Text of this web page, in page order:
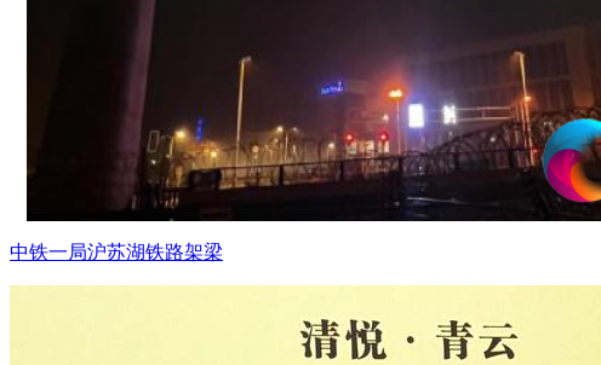
中铁一局沪苏湖铁路架梁